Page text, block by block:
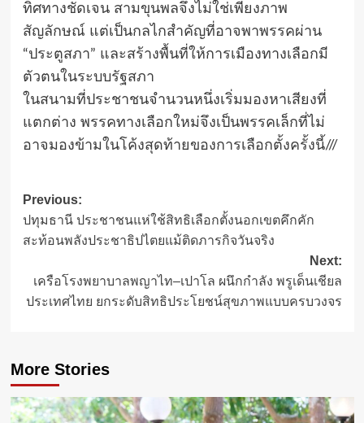
ทิศทางชัดเจน สามขุนพลจึงไม่ใช่เพียงภาพ
สัญลักษณ์ แต่เป็นกลไกสำคัญที่อาจพาพรรคผ่าน
“ประตูสภา” และสร้างพื้นที่ให้การเมืองทางเลือกมี
ตัวตนในระบบรัฐสภา
ในสนามที่ประชาชนจำนวนหนึ่งเริ่มมองหาเสียงที่
แตกต่าง พรรคทางเลือกใหม่จึงเป็นพรรคเล็กที่ไม่
อาจมองข้ามในโค้งสุดท้ายของการเลือกตั้งครั้งนี้///
Post
navigation
Previous:
ปทุมธานี ประชาชนแห่ใช้สิทธิเลือกตั้งนอกเขตคึกคัก
สะท้อนพลังประชาธิปไตยแม้ติดภารกิจวันจริง
Next:
เครือโรงพยาบาลพญาไท–เปาโล ผนึกกำลัง พรูเด็นเชียล
ประเทศไทย ยกระดับสิทธิประโยชน์สุขภาพแบบครบวงจร
More Stories